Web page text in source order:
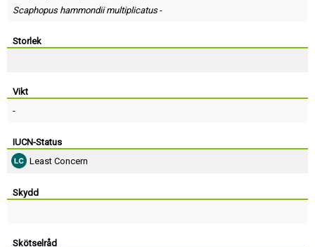
Scaphopus hammondii multiplicatus-
Storlek
Vikt
-
IUCN-Status
Least Concern
Skydd
Skötselråd